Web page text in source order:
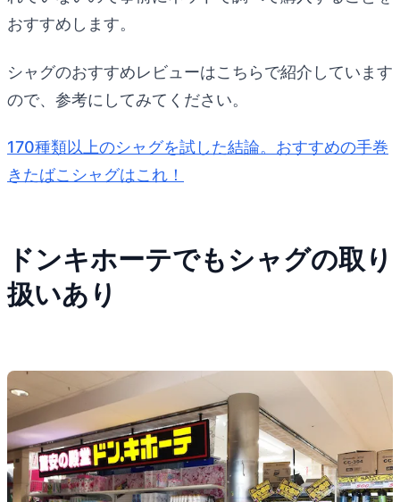
おすすめします。
シャグのおすすめレビューはこちらで紹介しています
ので、参考にしてみてください。
170種類以上のシャグを試した結論。おすすめの手巻
きたばこシャグはこれ！
ドンキホーテでもシャグの取り
扱いあり